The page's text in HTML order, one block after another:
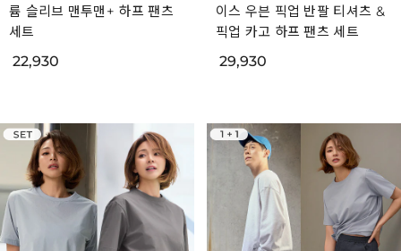
륨 슬리브 맨투맨+ 하프 팬츠
세트
22,930
이스 우븐 픽업 반팔 티셔츠 &
픽업 카고 하프 팬츠 세트
29,930